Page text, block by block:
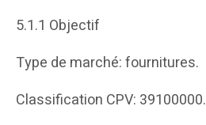
5.1.1 Objectif
Type de marché: fournitures.
Classification CPV: 39100000.